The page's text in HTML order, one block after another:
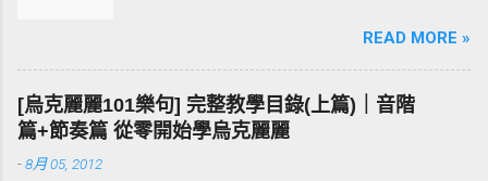
的道理。先把一個個小樂句彈熟，技巧和速度
都到位之後，再去按和弦、彈演奏曲，就會變
成一件輕鬆自然的事。基本功打穩，後面的路
才走得快。
READ MORE »
[烏克麗麗101樂句] 完整教學目錄(上篇)｜音階
篇+節奏篇 從零開始學烏克麗麗
-8月 05, 2012